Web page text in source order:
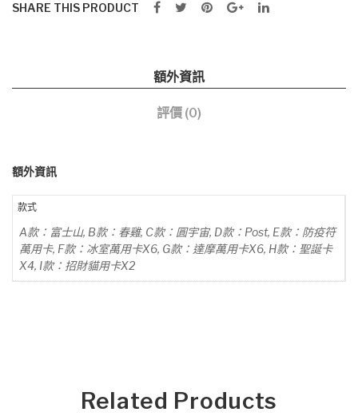
SHARE THIS PRODUCT
額外資訊
評價 (0)
額外資訊
款式
A款：富士山, B款：春雞, C款：圓宇宙, D款：Post, E款：防疫符
萬用卡, F款：冰室萬用卡X6, G款：達摩萬用卡X6, H款：聖誕卡
X4, I款：招財貓用卡X2
Related Products